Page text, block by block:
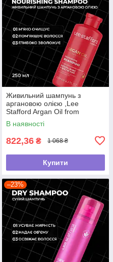
Живильний шампунь з
аргановою олією ,Lee
Stafford Argan Oil from
Morocco Nourishing Shampoo
,250мл
В наявності
822,36 ₴ 1 068 ₴
Купити
–23%